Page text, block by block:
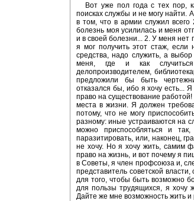
Вот уже пол года с тех пор,
поисках службы и не могу найти.
в том, что в армии служил
болезнь моя усилилась и меня
и в своей болезни... 2. У меня нет
я мог получить этот стаж, если
средства, надо служить, а
меня, где и как
делопроизводителем,
предложили бы быть
отказался бы, ибо я хочу есть...
право на существование работой!
места в жизни. Я должен
потому, что не могу
разному: иные устраиваются на
можно приспособляться и
паразитировать, или, наконец,
не хочу. Но я хочу жить, самим
право на жизнь, и вот почему я
в Советы, я член профсоюза и,
представитель советской
для того, чтобы быть возможно
для пользы трудящихся, я хочу
Дайте же мне возможность жить и